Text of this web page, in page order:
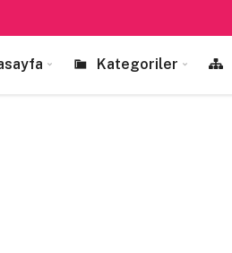
Kategoriler